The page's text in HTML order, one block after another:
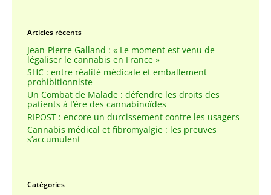
Articles récents
Jean-Pierre Galland : « Le moment est venu de
légaliser le cannabis en France »
SHC : entre réalité médicale et emballement
prohibitionniste
Un Combat de Malade : défendre les droits des
patients à l’ère des cannabinoïdes
RIPOST : encore un durcissement contre les usagers
Cannabis médical et fibromyalgie : les preuves
s’accumulent
Catégories